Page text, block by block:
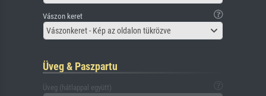
Vászon keret
Vászonkeret - Kép az oldalon tükrözve
Üveg & Paszpartu
Üveg (hátlappal együtt)